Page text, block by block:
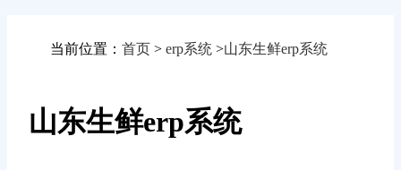
当前位置： 首页 > erp系统 >山东生鲜erp系统
山东生鲜erp系统